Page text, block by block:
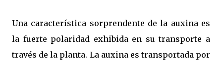
Una característica sorprendente de la auxina es
la fuerte polaridad exhibida en su transporte a
través de la planta. La auxina es transportada por